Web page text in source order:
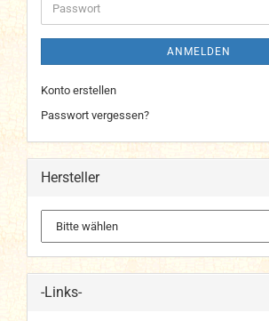
Passwort
ANMELDEN
Konto erstellen
Passwort vergessen?
Hersteller
-Links-